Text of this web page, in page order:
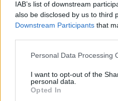
IAB’s list of downstream
also be disclosed by us to third
Downstream Participants that
Please note that this website/
not limited to your visit or
grant or deny consent to
use your data for below
Personal Data Processing
I want to opt-out of the
personal data.
Opted In
határidők betartása.
6. Előre meghatározott
választásának tilalma
rendelkezés vagy
vállalkozást adott